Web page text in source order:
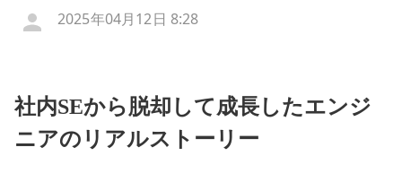
2025年04月12日 8:28
社内SEから脱却して成長したエンジ
ニアのリアルストーリー